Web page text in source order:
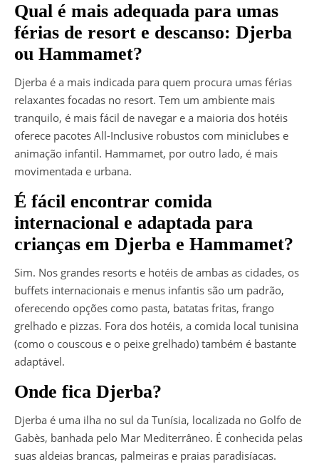
Qual é mais adequada para umas
férias de resort e descanso: Djerba
ou Hammamet?
Djerba é a mais indicada para quem procura umas férias
relaxantes focadas no resort. Tem um ambiente mais
tranquilo, é mais fácil de navegar e a maioria dos hotéis
oferece pacotes All-Inclusive robustos com miniclubes e
animação infantil. Hammamet, por outro lado, é mais
movimentada e urbana.
É fácil encontrar comida
internacional e adaptada para
crianças em Djerba e Hammamet?
Sim. Nos grandes resorts e hotéis de ambas as cidades, os
buffets internacionais e menus infantis são um padrão,
oferecendo opções como pasta, batatas fritas, frango
grelhado e pizzas. Fora dos hotéis, a comida local tunisina
(como o couscous e o peixe grelhado) também é bastante
adaptável.
Onde fica Djerba?
Djerba é uma ilha no sul da Tunísia, localizada no Golfo de
Gabès, banhada pelo Mar Mediterrâneo. É conhecida pelas
suas aldeias brancas, palmeiras e praias paradisíacas.